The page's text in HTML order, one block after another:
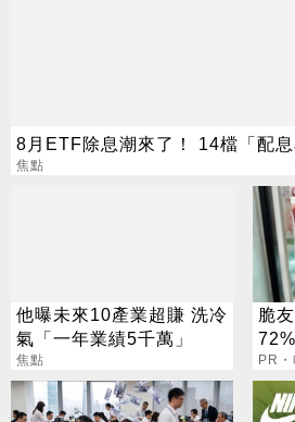
8月ETF除息潮來了！ 14檔「配
焦點
他曝未來10產業超賺 洗冷
氣「一年業績5千萬」
焦點
脆
爆
PR